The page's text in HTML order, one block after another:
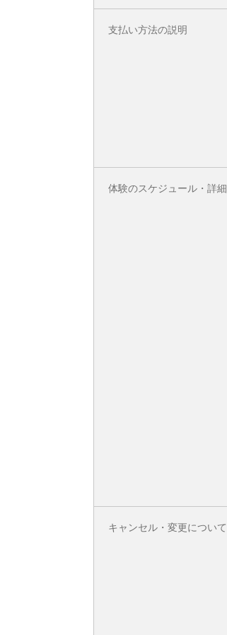
支払い方法の説明
体験のスケジュール・詳細
キャンセル・変更について